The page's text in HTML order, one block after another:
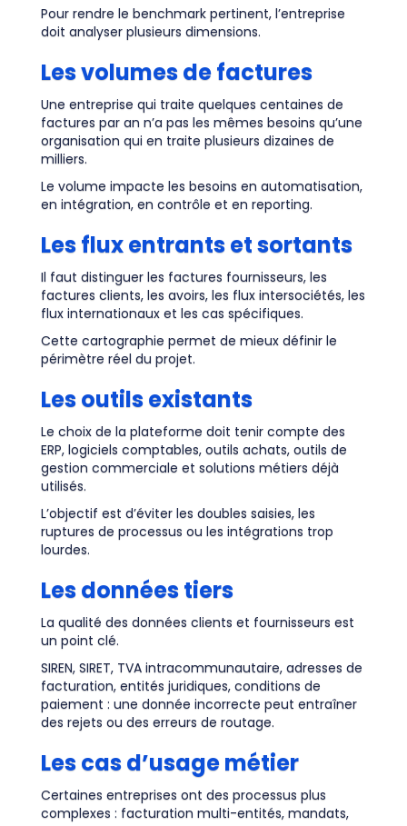
Pour rendre le benchmark pertinent, l’entreprise
doit analyser plusieurs dimensions.
Les volumes de factures
Une entreprise qui traite quelques centaines de
factures par an n’a pas les mêmes besoins qu’une
organisation qui en traite plusieurs dizaines de
milliers.
Le volume impacte les besoins en automatisation,
en intégration, en contrôle et en reporting.
Les flux entrants et sortants
Il faut distinguer les factures fournisseurs, les
factures clients, les avoirs, les flux intersociétés, les
flux internationaux et les cas spécifiques.
Cette cartographie permet de mieux définir le
périmètre réel du projet.
Les outils existants
Le choix de la plateforme doit tenir compte des
ERP, logiciels comptables, outils achats, outils de
gestion commerciale et solutions métiers déjà
utilisés.
L’objectif est d’éviter les doubles saisies, les
ruptures de processus ou les intégrations trop
lourdes.
Les données tiers
La qualité des données clients et fournisseurs est
un point clé.
SIREN, SIRET, TVA intracommunautaire, adresses de
facturation, entités juridiques, conditions de
paiement : une donnée incorrecte peut entraîner
des rejets ou des erreurs de routage.
Les cas d’usage métier
Certaines entreprises ont des processus plus
complexes : facturation multi-entités, mandats,